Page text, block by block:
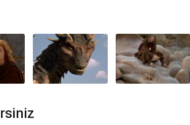
tarafından hazırlanmıştır.